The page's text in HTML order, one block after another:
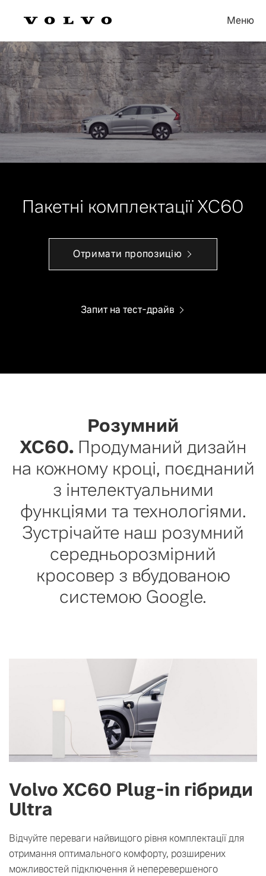
Меню
Пакетні комплектації ХС60
Отримати пропозицію
Запит на тест-драйв
Розумний
XC60. Продуманий дизайн
на кожному кроці, поєднаний
з інтелектуальними
функціями та технологіями.
Зустрічайте наш розумний
середньорозмірний
кросовер з вбудованою
системою Google.
Volvo XC60 Plug-in гібриди
Ultra
Відчуйте переваги найвищого рівня комплектації для
отримання оптимального комфорту, розширених
можливостей підключення й неперевершеного